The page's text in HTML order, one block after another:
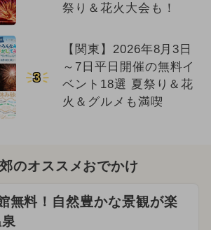
祭り＆花火大会も！
3
【関東】2026年8月3日
～7日平日開催の無料イ
ベント18選 夏祭り＆花
火＆グルメも満喫
のオススメおでかけ
無料！自然豊かな景観が楽